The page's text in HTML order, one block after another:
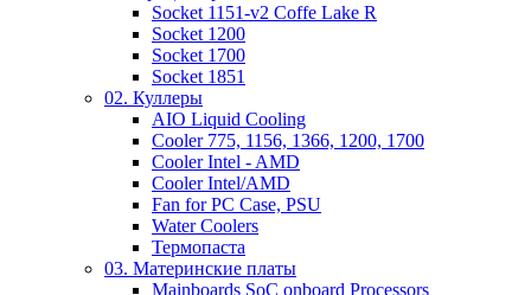
Socket 1151-v2 Coffe Lake R
Socket 1200
Socket 1700
Socket 1851
02. Куллеры
AIO Liquid Cooling
Cooler 775, 1156, 1366, 1200, 1700
Cooler Intel - AMD
Cooler Intel/AMD
Fan for PC Case, PSU
Water Coolers
Термопаста
03. Материнские платы
Mainboards SoC onboard Processors